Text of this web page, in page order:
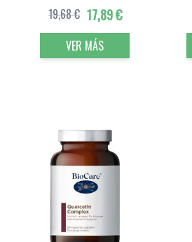
17,89 €
19,68 €
VER MÁS